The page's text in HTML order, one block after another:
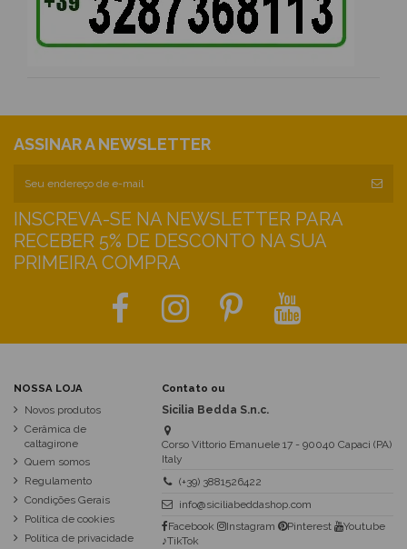
ASSINAR A NEWSLETTER
INSCREVA-SE NA NEWSLETTER PARA
RECEBER 5% DE DESCONTO NA SUA
PRIMEIRA COMPRA
NOSSA LOJA
Novos produtos
Cerâmica de
caltagirone
Quem somos
Regulamento
Condições Gerais
Política de cookies
Política de privacidade
Contato ou
Sicilia Bedda S.n.c.
Corso Vittorio Emanuele 17 - 90040 Capaci (PA)
Italy
(+39) 3881526422
info@siciliabeddashop.com
Facebook
Instagram Pinterest
Youtube
♪TikTok